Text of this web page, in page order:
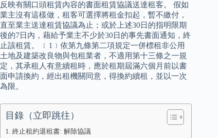
反映有關口頭租賃內容的書面租賃協議送達租客。 假如
業主沒有這樣做，租客可選擇將租金扣起，暫不繳付，
直至業主送達租賃協議為止；或於上述30日的指明限期
後的7日內，藉給予業主不少於30日的事先書面通知，終
止該租賃。 ﹝1﹞依第九條第二項規定一併標租非公用
土地及建築改良物與包租業者，不適用第十三條之一規
定，其承租人有意續租時，應於租期屆滿六個月前以書
面申請換約，經出租機關同意，得換約續租，並以一次
為限。
目錄（立即跳往）
終止租約退租書: 解除協議